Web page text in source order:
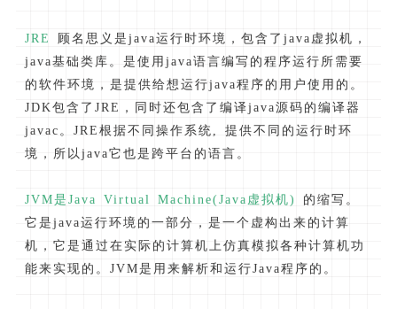
JRE
顾名思义是java运行时环境，包含了java虚拟机，
java基础类库。是使用java语言编写的程序运行所需要
的软件环境，是提供给想运行java程序的用户使用的。
JDK包含了JRE，同时还包含了编译java源码的编译器
javac。JRE根据不同操作系统, 提供不同的运行时环
境，所以java它也是跨平台的语言。
JVM是Java Virtual Machine(Java虚拟机)
的缩写。
它是java运行环境的一部分，是一个虚构出来的计算
机，它是通过在实际的计算机上仿真模拟各种计算机功
能来实现的。JVM是用来解析和运行Java程序的。